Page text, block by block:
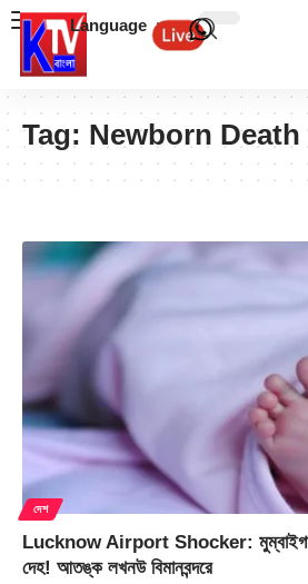
Language
Tag: Newborn Death
দেশ
Lucknow Airport Shocker: মুম্বাইগামী
দেহ! আতঙ্ক লখনউ বিমানবন্দরে